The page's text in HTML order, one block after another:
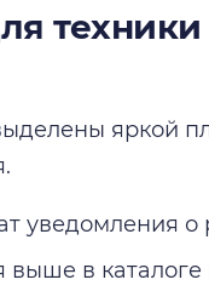
техники
яркой
уведомления о
выше в каталоге